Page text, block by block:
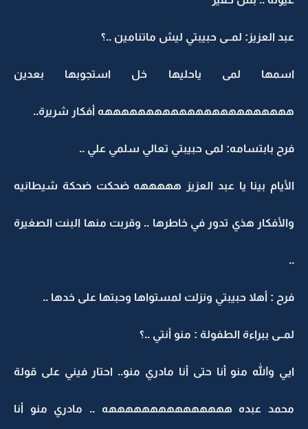
عبد العزيز: لمــى حبيبتي ليش ماتنامين ..؟
اسمها لمى ياحليها خل استجوبها بعدين
هههههههههههههههههههههههه أفكار شريرة..
فرح بابتسامه: لمى حبيبتي تعالي سلمي علي ..
الأيام بينا يا عبد العزيز هههههه ضحكت ضحكة شيطانيه
والأفكار هذي تدور في خاطرها .. وقربت منها البنت الصغيرة
..
فرح : أهلا حبيبتي ونزلت لمستواها وحبتها على خدها ..
لمــى ببراءة الطفولة : منو أنتي ..؟
ايي والله منو أنا حتى أنا مادري منو.. احتار فيني على قولة
محمد عبده هههههههههههههههه .. مادري منو أنا